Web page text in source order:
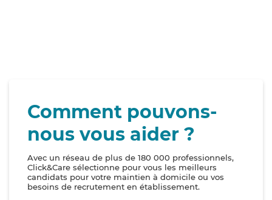
Comment pouvons-
nous vous aider ?
Avec un réseau de plus de 180 000 professionnels,
Click&Care sélectionne pour vous les meilleurs
candidats pour votre maintien à domicile ou vos
besoins de recrutement en établissement.